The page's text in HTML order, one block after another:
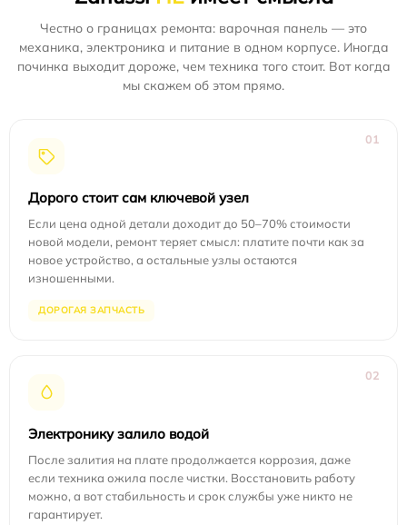
Честно о границах ремонта: варочная панель — это
механика, электроника и питание в одном корпусе. Иногда
починка выходит дороже, чем техника того стоит. Вот когда
мы скажем об этом прямо.
01
Дорого стоит сам ключевой узел
Если цена одной детали доходит до 50–70% стоимости
новой модели, ремонт теряет смысл: платите почти как за
новое устройство, а остальные узлы остаются
изношенными.
ДОРОГАЯ ЗАПЧАСТЬ
02
Электронику залило водой
После залития на плате продолжается коррозия, даже
если техника ожила после чистки. Восстановить работу
можно, а вот стабильность и срок службы уже никто не
гарантирует.